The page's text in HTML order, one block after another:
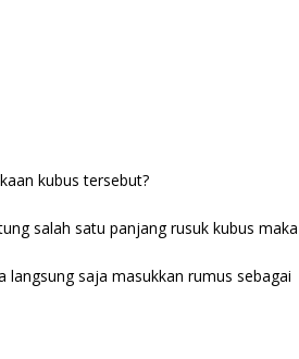
kubus tersebut?
salah satu panjang rusuk kubus maka
langsung saja masukkan rumus sebagai